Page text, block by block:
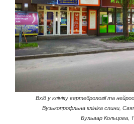
Вхід у клініку вертебрології та
Вузькопрофльна клініка спини,
Бульвар Кольцова,